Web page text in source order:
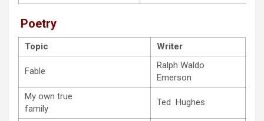
Poetry
Topic Writer
Fable
Ralph Waldo
Emerson
My own true
family
Ted Hughes